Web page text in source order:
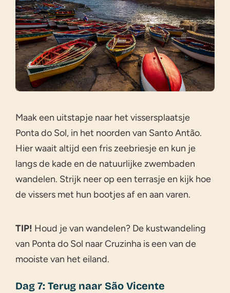
Maak een uitstapje naar het vissersplaatsje
Ponta do Sol, in het noorden van Santo Antão.
Hier waait altijd een fris zeebriesje en kun je
langs de kade en de natuurlijke zwembaden
wandelen. Strijk neer op een terrasje en kijk hoe
de vissers met hun bootjes af en aan varen.
TIP! Houd je van wandelen? De kustwandeling
van Ponta do Sol naar Cruzinha is een van de
mooiste van het eiland.
Dag 7: Terug naar São Vicente